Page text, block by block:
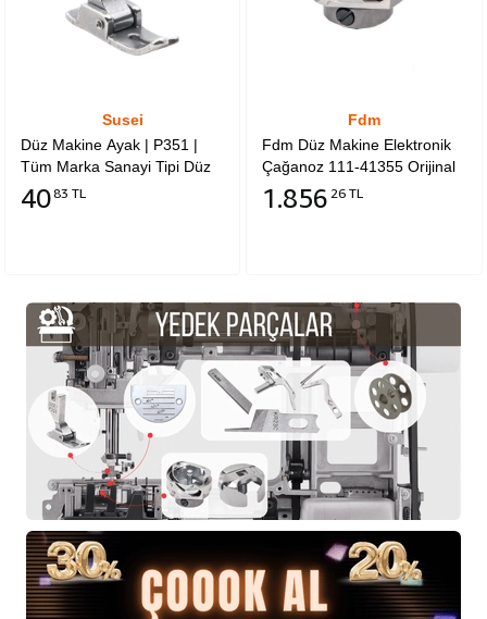
Susei
Düz Makine Ayak | P351 |
Tüm Marka Sanayi Tipi Düz
Dikiş Makinelerinde Kullanılır.
4083 TL
Fdm
Fdm Düz Makine Elektronik
Çağanoz 111-41355 Orijinal
1.856 26 TL